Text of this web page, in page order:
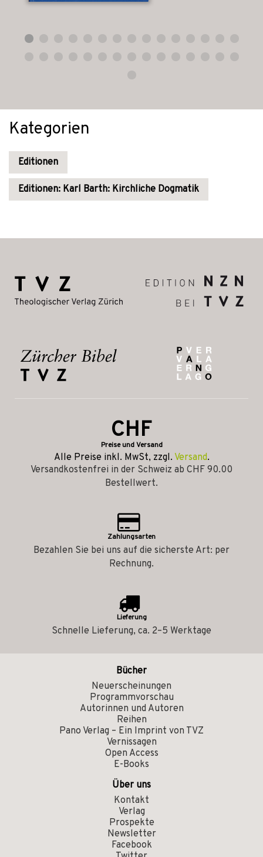
Kategorien
Editionen
Editionen: Karl Barth: Kirchliche Dogmatik
CHF
Preise und Versand
Alle Preise inkl. MwSt, zzgl. Versand.
Versandkostenfrei in der Schweiz ab CHF 90.00
Bestellwert.
Zahlungsarten
Bezahlen Sie bei uns auf die sicherste Art: per
Rechnung.
Lieferung
Schnelle Lieferung, ca. 2–5 Werktage
Bücher
Neuerscheinungen
Programmvorschau
Autorinnen und Autoren
Reihen
Pano Verlag – Ein Imprint von TVZ
Vernissagen
Open Access
E-Books
Über uns
Kontakt
Verlag
Prospekte
Newsletter
Facebook